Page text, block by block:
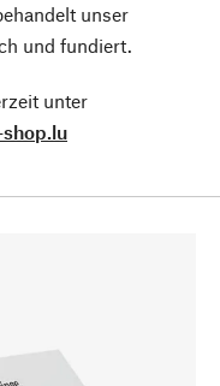
unser
und fundiert.
unter